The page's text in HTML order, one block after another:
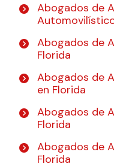
Abogados de
Abogados de
Florida
Abogados de
en Florida
Abogados de
Florida
Abogados de
Florida